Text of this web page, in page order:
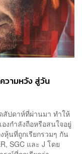
วามหวัง สู่วัน
สัปดาห์ที่ผ่านมา ทำให้
งกำลังถือหรือสนใจอยู่
นที่ถูกเรียกรวมๆ กัน
SGC และ J โดย